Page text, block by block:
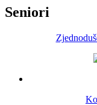
Seniori